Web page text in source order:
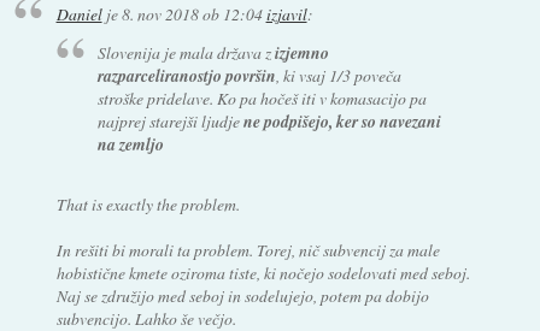
Danielje8. nov 2018 ob 12:04izjavil:
Slovenija je mala država zizjemno
razparceliranostjo površin, ki vsaj 1/3 poveča
stroške pridelave. Ko pa hočeš iti v komasacijo pa
najprej starejši ljudjene podpišejo, ker so navezani
na zemljo
That is exactly the problem.
In rešiti bi morali ta problem. Torej, nič subvencij za male
hobistične kmete oziroma tiste, ki nočejo sodelovati med seboj.
Naj se združijo med seboj in sodelujejo, potem pa dobijo
subvencijo. Lahko še večjo.